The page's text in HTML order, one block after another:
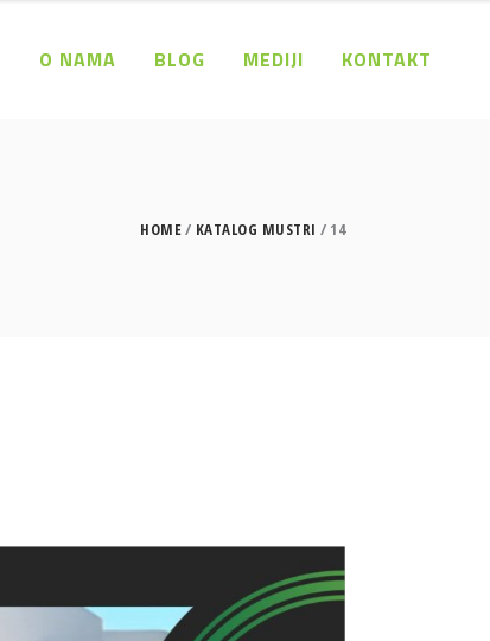
O NAMA BLOG MEDIJI KONTAKT
HOME KATALOG MUSTRI 14